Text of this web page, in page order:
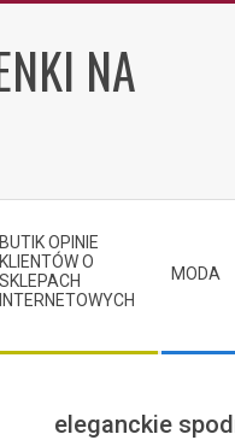
NA
BUTIK OPINIE
KLIENTÓW O
SKLEPACH
INTERNETOWYCH
MODA
eleganckie